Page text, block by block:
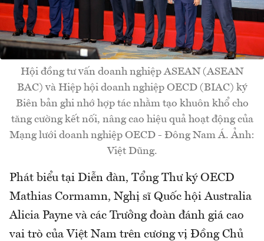
Hội đồng tư vấn doanh nghiệp ASEAN (ASEAN
BAC) và Hiệp hội doanh nghiệp OECD (BIAC) ký
Biên bản ghi nhớ hợp tác nhằm tạo khuôn khổ cho
tăng cường kết nối, nâng cao hiệu quả hoạt động của
Mạng lưới doanh nghiệp OECD - Đông Nam Á. Ảnh:
Việt Dũng.
Phát biểu tại Diễn đàn, Tổng Thư ký OECD
Mathias Cormamn, Nghị sĩ Quốc hội Australia
Alicia Payne và các Trưởng đoàn đánh giá cao
vai trò của Việt Nam trên cương vị Đồng Chủ